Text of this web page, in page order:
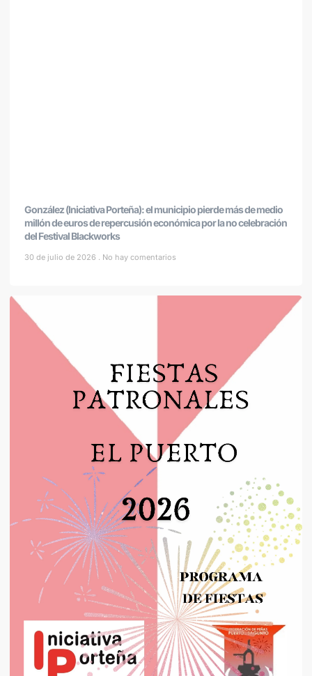
González (Iniciativa Porteña): el municipio pierde más de medio
millón de euros de repercusión económica por la no celebración
del Festival Blackworks
30 de julio de 2026 No hay comentarios